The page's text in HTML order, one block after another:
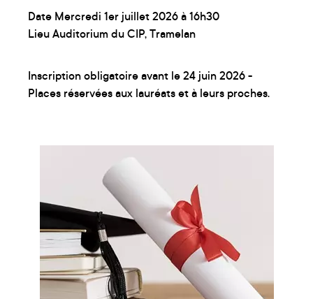
Date Mercredi 1er juillet 2026 à 16h30
Lieu Auditorium du CIP, Tramelan
Inscription obligatoire avant le 24 juin 2026 -
Places réservées aux lauréats et à leurs proches.